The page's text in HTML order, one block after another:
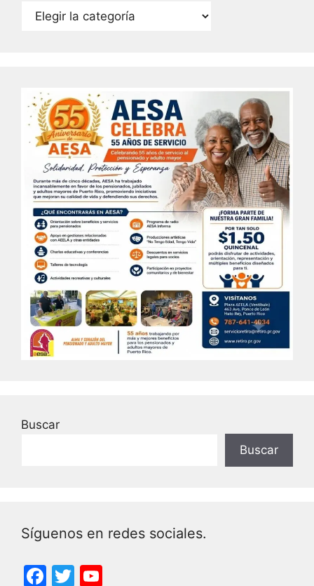
Categorías
Buscar
Buscar
Síguenos en redes sociales.
F
T